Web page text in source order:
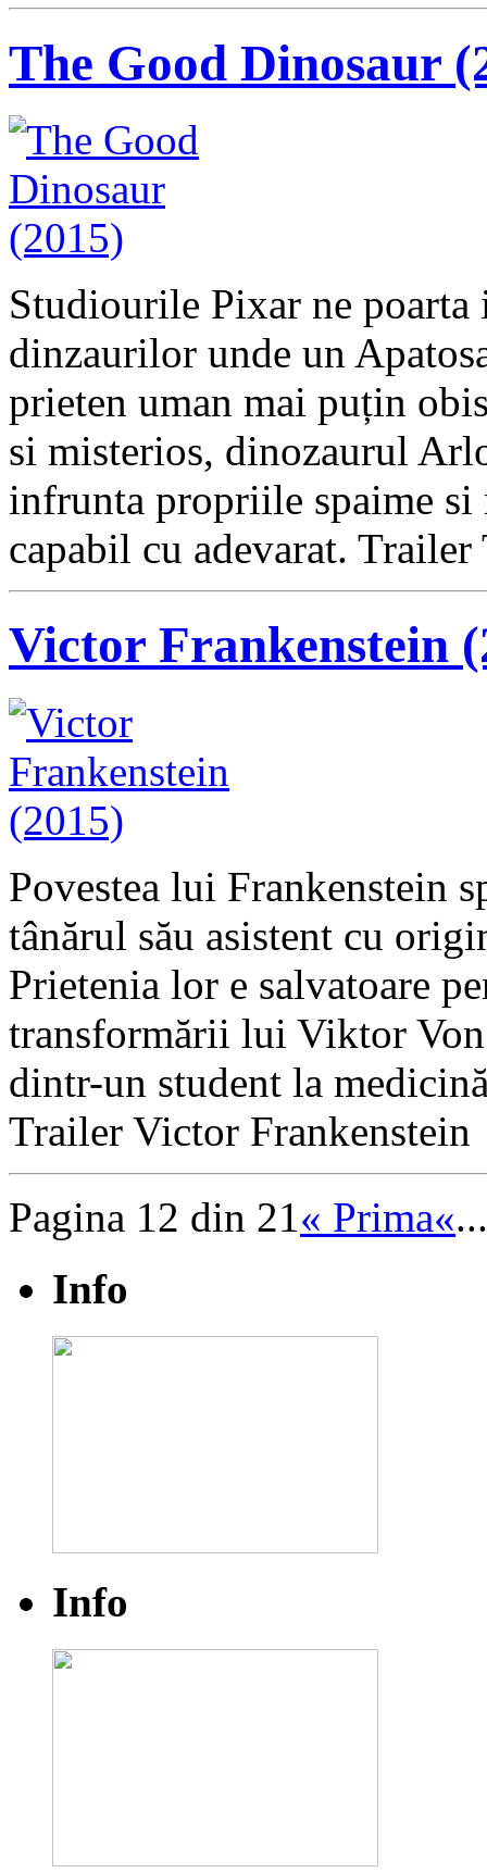
The Good Dinosaur
Studiourile Pixar ne
dinzaurilor unde un
prieten uman mai puțin
si misterios, dinozaurul
infrunta propriile spaime si
capabil cu adevarat.
Victor Frankenstein
Povestea lui Frankenstein
tânărul său asistent cu
Prietenia lor e salvatoare
transformării lui Viktor
dintr-un student la
Trailer Victor Frankenstein
Pagina 12 din 21« Prima«...
Info
Info